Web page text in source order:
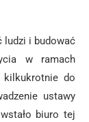
ludzi i budować
w ramach
kilkukrotnie do
ustawy
biuro tej